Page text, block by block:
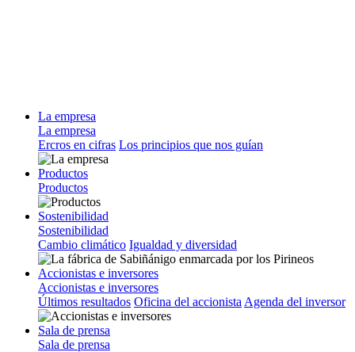
La empresa
La empresa
Ercros en cifras Los principios que nos guían
Productos
Productos
Sostenibilidad
Sostenibilidad
Cambio climático Igualdad y diversidad
Accionistas e inversores
Accionistas e inversores
Últimos resultados Oficina del accionista Agenda del inversor
Sala de prensa
Sala de prensa